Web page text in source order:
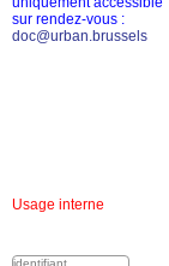
sur rendez-vous :
doc@urban.brussels
Usage interne